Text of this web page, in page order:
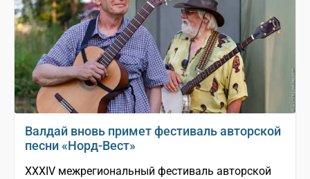
Валдай вновь примет фестиваль авторской
песни «Норд-Вест»
XXXIV межрегиональный фестиваль авторской